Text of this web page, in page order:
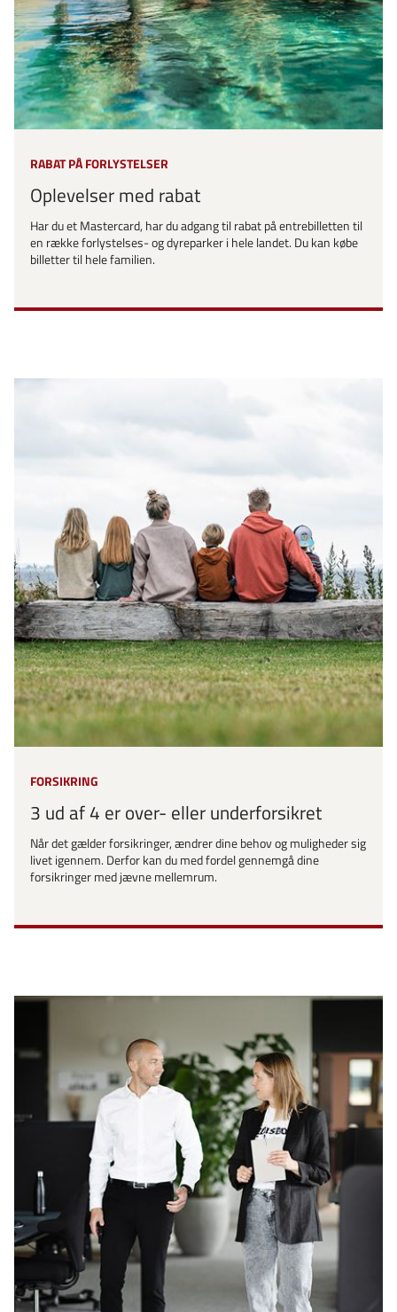
RABAT PÅ FORLYSTELSER
Oplevelser med rabat
Har du et Mastercard, har du adgang til rabat på entrebilletten til
en række forlystelses- og dyreparker i hele landet. Du kan købe
billetter til hele familien.
FORSIKRING
3 ud af 4 er over- eller underforsikret
Når det gælder forsikringer, ændrer dine behov og muligheder sig
livet igennem. Derfor kan du med fordel gennemgå dine
forsikringer med jævne mellemrum.